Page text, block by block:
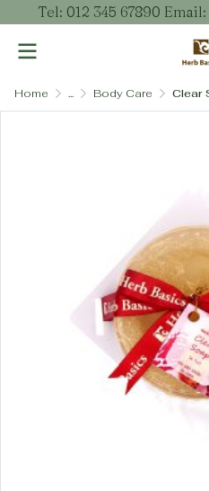
Tel: 012 345 67890
Home ... Body Care Clear